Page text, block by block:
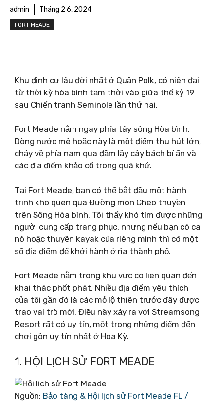
admin Tháng 2 6, 2024
FORT MEADE
Khu định cư lâu đời nhất ở Quận Polk, có niên đại
từ thời kỳ hòa bình tạm thời vào giữa thế kỷ 19
sau Chiến tranh Seminole lần thứ hai.
Fort Meade nằm ngay phía tây sông Hòa bình.
Dòng nước mê hoặc này là một điểm thu hút lớn,
chảy về phía nam qua đầm lầy cây bách bí ẩn và
các địa điểm khảo cổ trong quá khứ.
Tại Fort Meade, bạn có thể bắt đầu một hành
trình khó quên qua Đường mòn Chèo thuyền
trên Sông Hòa bình. Tôi thấy khó tìm được những
người cung cấp trang phục, nhưng nếu bạn có ca
nô hoặc thuyền kayak của riêng mình thì có một
số địa điểm để khởi hành ở rìa thành phố.
Fort Meade nằm trong khu vực có liên quan đến
khai thác phốt phát. Nhiều địa điểm yêu thích
của tôi gần đó là các mỏ lộ thiên trước đây được
trao vai trò mới. Điều này xảy ra với Streamsong
Resort rất có uy tín, một trong những điểm đến
chơi gôn uy tín nhất ở Hoa Kỳ.
1. HỘI LỊCH SỬ FORT MEADE
Nguồn: Bảo tàng & Hội lịch sử Fort Meade FL /